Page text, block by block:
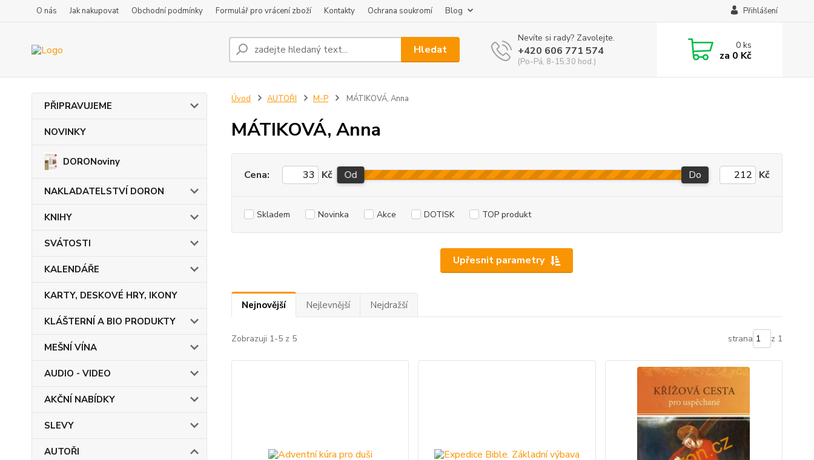
O nás Jak nakupovat Obchodní podmínky Formulář pro vrácení zboží Kontakty Ochrana soukromí Blog Přihlášení
Hledat
Nevíte si rady? Zavolejte.
+420 606 771 574
(Po-Pá, 8-15:30 hod.)
0ks
za 0 Kč
PŘIPRAVUJEME
NOVINKY
DORONoviny
NAKLADATELSTVÍ DORON
KNIHY
SVÁTOSTI
KALENDÁŘE
KARTY, DESKOVÉ HRY, IKONY
KLÁŠTERNÍ A BIO PRODUKTY
MEŠNÍ VÍNA
AUDIO - VIDEO
AKČNÍ NABÍDKY
SLEVY
AUTOŘI
Úvod AUTOŘI M-P MÁTIKOVÁ, Anna
MÁTIKOVÁ, Anna
Upřesnit parametry
Cena: Kč Od Do Kč
Skladem Novinka Akce DOTISK TOP produkt
Nejnovější Nejlevnější Nejdražší
Zobrazuji 1-5 z 5 strana z 1